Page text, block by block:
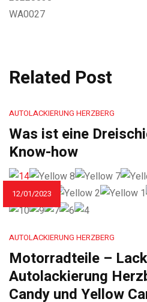
Related Post
AUTOLACKIERUNG HERZBERG
Was ist eine
Know-how
12/01/2023
AUTOLACKIERUNG HERZBERG
Motorradteile –
Autolackierung
Candy und Yellow